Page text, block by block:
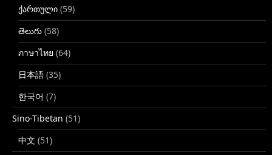
ქართული (59)
తెలుగు (58)
ภาษาไทย (64)
日本語 (35)
한국어 (7)
Sino-Tibetan (51)
中文 (51)